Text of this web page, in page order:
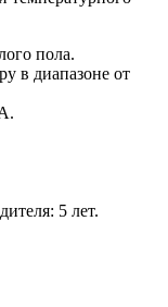
пола.
в диапазоне от
5 лет.